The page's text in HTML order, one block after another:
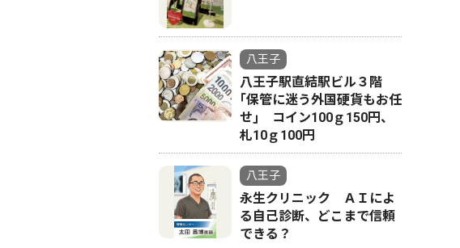
八王子
八王子駅直結駅ビル３階
｢保管に迷う外国硬貨もお任
せ｣ コイン100ｇ150円、
札10ｇ100円
八王子
永生クリニック ＡＩによ
る自己診断、どこまで信頼
できる？